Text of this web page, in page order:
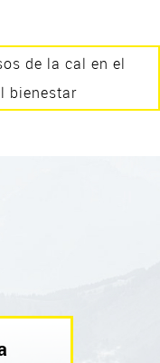
de la cal en el
bienestar